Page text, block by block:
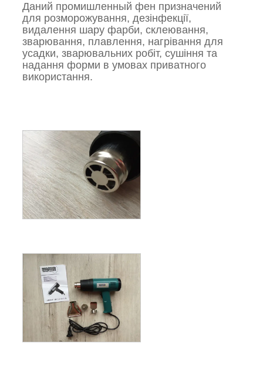
Даний промишленный фен призначений
для розморожування, дезінфекції,
видалення шару фарби, склеювання,
зварювання, плавлення, нагрівання для
усадки, зварювальних робіт, сушіння та
надання форми в умовах приватного
використання.